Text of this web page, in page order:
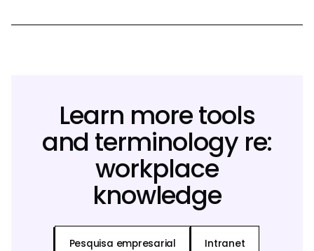
Learn more tools
and terminology re:
workplace
knowledge
Pesquisa empresarial Intranet